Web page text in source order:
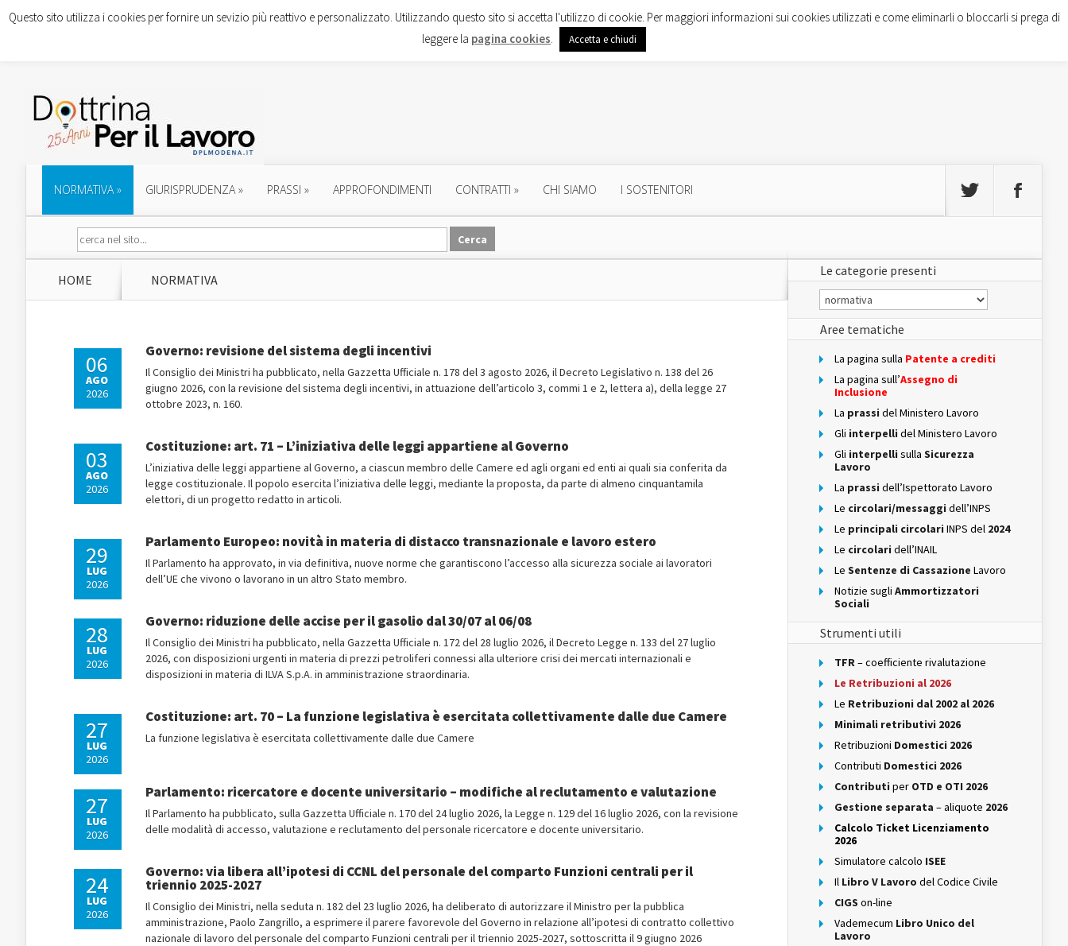
NORMATIVA» GIURISPRUDENZA» PRASSI » APPROFONDIMENTI CONTRATTI » CHI SIAMO I SOSTENITORI
HOME NORMATIVA
06
AGO
2026
Governo: revisione del sistema degli incentivi
Il Consiglio dei Ministri ha pubblicato, nella Gazzetta Ufficiale n. 178 del 3 agosto 2026, il Decreto Legislativo n. 138 del 26
giugno 2026, con la revisione del sistema degli incentivi, in attuazione dell’articolo 3, commi 1 e 2, lettera a), della legge 27
ottobre 2023, n. 160.
03
AGO
2026
Costituzione: art. 71 – L’iniziativa delle leggi appartiene al Governo
L’iniziativa delle leggi appartiene al Governo, a ciascun membro delle Camere ed agli organi ed enti ai quali sia conferita da
legge costituzionale. Il popolo esercita l’iniziativa delle leggi, mediante la proposta, da parte di almeno cinquantamila
elettori, di un progetto redatto in articoli.
29
LUG
2026
Parlamento Europeo: novità in materia di distacco transnazionale e lavoro estero
Il Parlamento ha approvato, in via definitiva, nuove norme che garantiscono l’accesso alla sicurezza sociale ai lavoratori
dell’UE che vivono o lavorano in un altro Stato membro.
28
LUG
2026
Governo: riduzione delle accise per il gasolio dal 30/07 al 06/08
Il Consiglio dei Ministri ha pubblicato, nella Gazzetta Ufficiale n. 172 del 28 luglio 2026, il Decreto Legge n. 133 del 27 luglio
2026, con disposizioni urgenti in materia di prezzi petroliferi connessi alla ulteriore crisi dei mercati internazionali e
disposizioni in materia di ILVA S.p.A. in amministrazione straordinaria.
27
LUG
2026
Costituzione: art. 70 – La funzione legislativa è esercitata collettivamente dalle due Camere
La funzione legislativa è esercitata collettivamente dalle due Camere
27
LUG
2026
Parlamento: ricercatore e docente universitario – modifiche al reclutamento e valutazione
Il Parlamento ha pubblicato, sulla Gazzetta Ufficiale n. 170 del 24 luglio 2026, la Legge n. 129 del 16 luglio 2026, con la revisione
delle modalità di accesso, valutazione e reclutamento del personale ricercatore e docente universitario.
24
LUG
2026
Governo: via libera all’ipotesi di CCNL del personale del comparto Funzioni centrali per il
triennio 2025-2027
Il Consiglio dei Ministri, nella seduta n. 182 del 23 luglio 2026, ha deliberato di autorizzare il Ministro per la pubblica
amministrazione, Paolo Zangrillo, a esprimere il parere favorevole del Governo in relazione all’ipotesi di contratto collettivo
nazionale di lavoro del personale del comparto Funzioni centrali per il triennio 2025-2027, sottoscritta il 9 giugno 2026
Le categorie presenti
Le
categorie
presenti
Aree tematiche
La pagina sulla Patente a crediti
La pagina sull’Assegno di
Inclusione
La prassi del Ministero Lavoro
Gli interpelli del Ministero Lavoro
Gli interpelli sulla Sicurezza
Lavoro
La prassi dell’Ispettorato Lavoro
Le circolari/messaggi dell’INPS
Le principali circolari INPS del 2024
Le circolari dell’INAIL
Le Sentenze di Cassazione Lavoro
Notizie sugli Ammortizzatori
Sociali
Strumenti utili
TFR– coefficiente rivalutazione
Le Retribuzioni al 2026
Le Retribuzioni dal 2002 al 2026
Minimali retributivi 2026
Retribuzioni Domestici 2026
Contributi Domestici 2026
Contributi per OTD e OTI 2026
Gestione separata – aliquote 2026
Calcolo Ticket Licenziamento
2026
Simulatore calcolo ISEE
Il Libro V Lavoro del Codice Civile
CIGS on-line
Vademecum Libro Unico del
Lavoro
Questo sito utilizza i cookies per fornire un sevizio più reattivo e personalizzato. Utilizzando questo sito si accetta l'utilizzo di cookie. Per maggiori informazioni sui cookies utilizzati e come eliminarli o bloccarli si prega di
leggere la pagina cookies. Accetta e chiudi